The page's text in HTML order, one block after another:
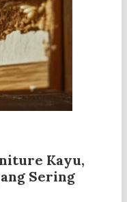
Kayu,
Sering